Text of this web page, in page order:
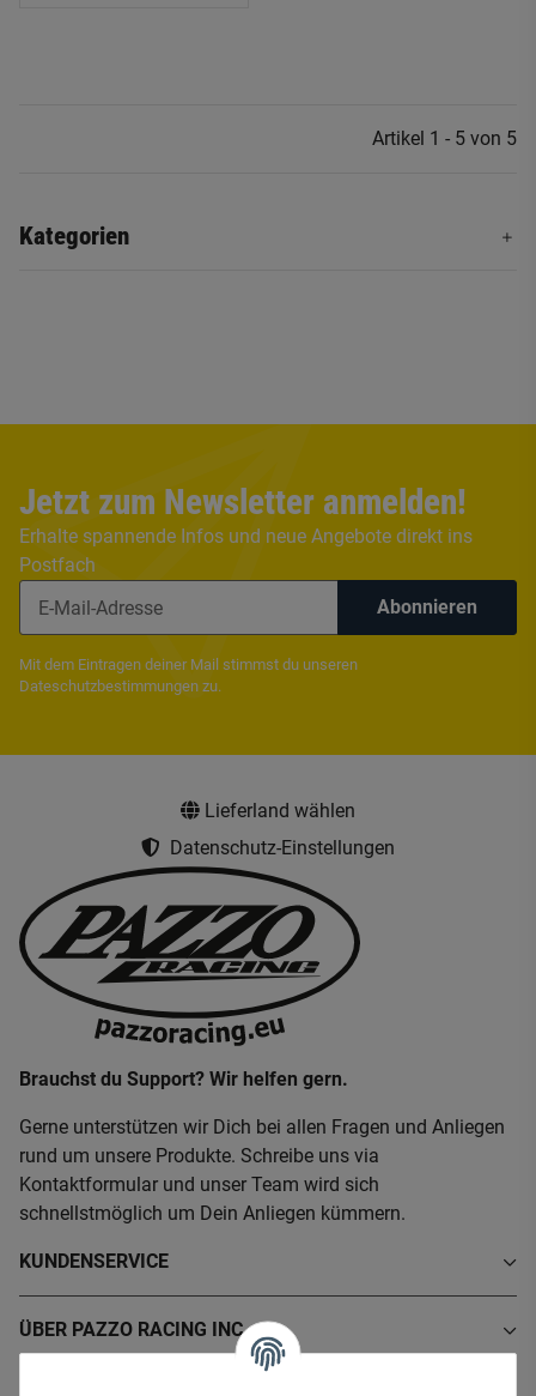
Artikel 1 - 5 von 5
Kategorien
Jetzt zum Newsletter anmelden!
Erhalte spannende Infos und neue Angebote direkt ins
Postfach
Abonnieren
Mit dem Eintragen deiner Mail stimmst du unseren
Dateschutzbestimmungen zu.
Lieferland wählen
Datenschutz-Einstellungen
Brauchst du Support? Wir helfen gern.
Gerne unterstützen wir Dich bei allen Fragen und Anliegen
rund um unsere Produkte. Schreibe uns via
Kontaktformular und unser Team wird sich
schnellstmöglich um Dein Anliegen kümmern.
KUNDENSERVICE
ÜBER PAZZO RACING INC.